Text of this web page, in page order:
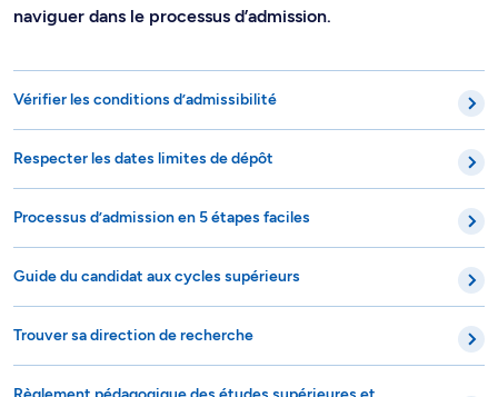
naviguer dans le processus d’admission.
Vérifier les conditions d’admissibilité
Respecter les dates limites de dépôt
Processus d’admission en 5 étapes faciles
Guide du candidat aux cycles supérieurs
Trouver sa direction de recherche